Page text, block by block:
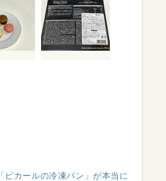
「ピカールの冷凍パン」が本当に